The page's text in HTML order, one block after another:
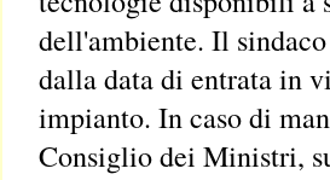
dell'ambiente. Il
dalla data di entrata in
impianto. In caso di
Consiglio dei Ministri,